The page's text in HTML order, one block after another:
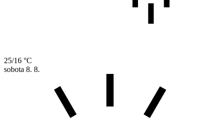
25/16 °C
sobota 8. 8.